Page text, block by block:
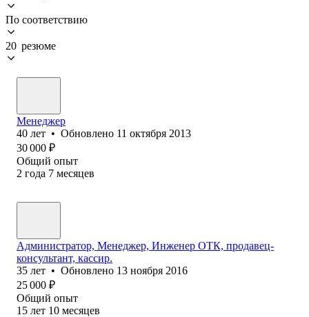
По соответствию
20 резюме
Менеджер
40 лет • Обновлено 11 октября 2013
30 000 ₽
Общий опыт
2 года 7 месяцев
Администратор, Менеджер, Инженер ОТК, продавец-
консультант, кассир.
35 лет • Обновлено 13 ноября 2016
25 000 ₽
Общий опыт
15 лет 10 месяцев